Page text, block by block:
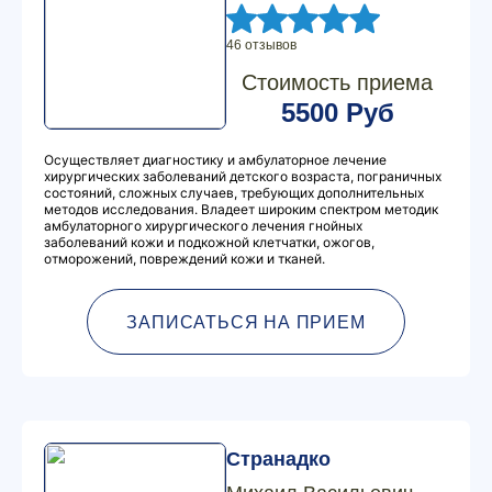
46 отзывов
Стоимость приема
5500 Руб
Осуществляет диагностику и амбулаторное лечение
хирургических заболеваний детского возраста, пограничных
состояний, сложных случаев, требующих дополнительных
методов исследования. Владеет широким спектром методик
амбулаторного хирургического лечения гнойных
заболеваний кожи и подкожной клетчатки, ожогов,
отморожений, повреждений кожи и тканей.
ЗАПИСАТЬСЯ НА ПРИЕМ
Странадко